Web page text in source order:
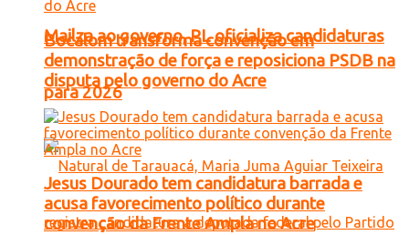
Mailza ao governo, PL oficializa candidaturas
para 2026
Bocalom transforma convenção em
demonstração de força e reposiciona PSDB na
disputa pelo governo do Acre
Jesus Dourado tem candidatura barrada e
acusa favorecimento político durante
convenção da Frente Ampla no Acre